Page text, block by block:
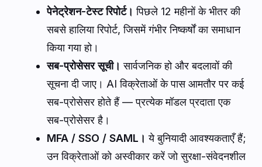
पेनेट्रेशन-टेस्ट रिपोर्ट। पिछले 12 महीनों के भीतर की
सबसे हालिया रिपोर्ट, जिसमें गंभीर निष्कर्षों का समाधान
किया गया हो।
सब-प्रोसेसर सूची। सार्वजनिक हो और बदलावों की
सूचना दी जाए। AI विक्रेताओं के पास आमतौर पर कई
सब-प्रोसेसर होते हैं — प्रत्येक मॉडल प्रदाता एक
सब-प्रोसेसर है।
MFA / SSO / SAML। ये बुनियादी आवश्यकताएँ हैं;
उन विक्रेताओं को अस्वीकार करें जो सुरक्षा-संवेदनशील